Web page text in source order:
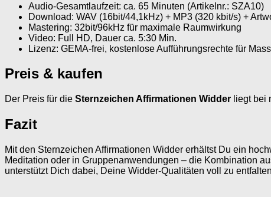
Audio-Gesamtlaufzeit: ca. 65 Minuten (Artikelnr.: SZA10)
Download: WAV (16bit/44,1kHz) + MP3 (320 kbit/s) +
Mastering: 32bit/96kHz für maximale Raumwirkung
Video: Full HD, Dauer ca. 5:30 Min.
Lizenz: GEMA-frei, kostenlose Aufführungsrechte für
Preis & kaufen
Der Preis für die Sternzeichen Affirmationen Widder liegt bei
Fazit
Mit den Sternzeichen Affirmationen Widder erhältst Du ein
Meditation oder in Gruppenanwendungen – die Kombination
unterstützt Dich dabei, Deine Widder-Qualitäten voll zu